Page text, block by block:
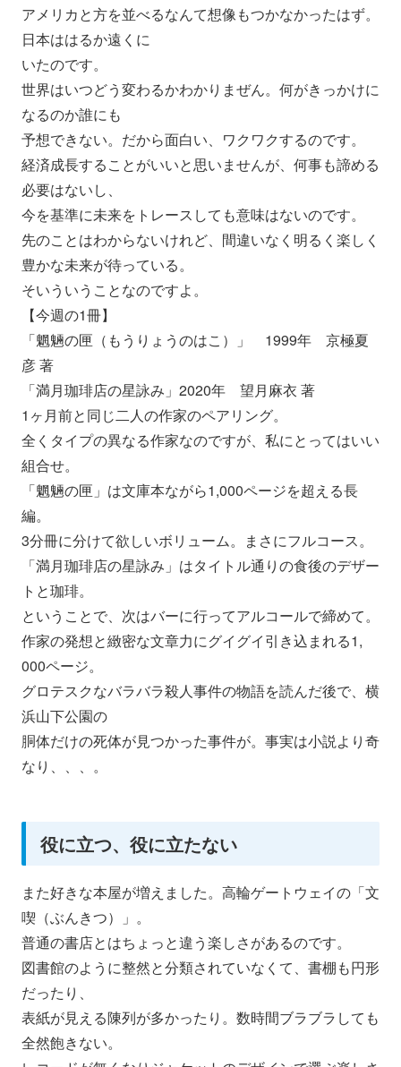
アメリカと方を並べるなんて想像もつかなかったはず。
日本ははるか遠くに
いたのです。
世界はいつどう変わるかわかりまぜん。 何がきっかけに
なるのか誰にも
予想できない。だから面白い、ワクワクするのです。
経済成長することがいいと思いませんが、 何事も諦める
必要はないし、
今を基準に未来をトレースしても意味はないのです。
先のことはわからないけれど、 間違いなく明るく楽しく
豊かな未来が待っている。
そいういうことなのですよ。
【今週の1冊】
「魍魎の匣（もうりょうのはこ）」 1999年 京極夏
彦 著
「満月珈琲店の星詠み」2020年 望月麻衣 著
1ヶ月前と同じ二人の作家のペアリング。
全くタイプの異なる作家なのですが、私にとってはいい
組合せ。
「魍魎の匣」は文庫本ながら1,000ページを超える長
編。
3分冊に分けて欲しいボリューム。まさにフルコース。
「満月珈琲店の星詠み」はタイトル通りの食後のデザー
トと珈琲。
ということで、次はバーに行ってアルコールで締めて。
作家の発想と緻密な文章力にグイグイ引き込まれる1,
000ページ。
グロテスクなバラバラ殺人事件の物語を読んだ後で、 横
浜山下公園の
胴体だけの死体が見つかった事件が。事実は小説より奇
なり、、、 。
役に立つ、役に立たない
また好きな本屋が増えました。高輪ゲートウェイの「文
喫（ぶんきつ）」。
普通の書店とはちょっと違う楽しさがあるのです。
図書館のように整然と分類されていなくて、書棚も円形
だったり、
表紙が見える陳列が多かったり。 数時間ブラブラしても
全然飽きない。